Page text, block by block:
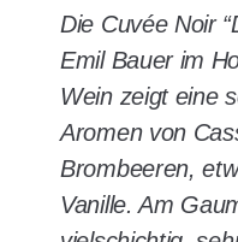
Die Cuvée Noir
Emil Bauer im
Wein zeigt eine
Aromen von
Brombeeren,
Vanille. Am